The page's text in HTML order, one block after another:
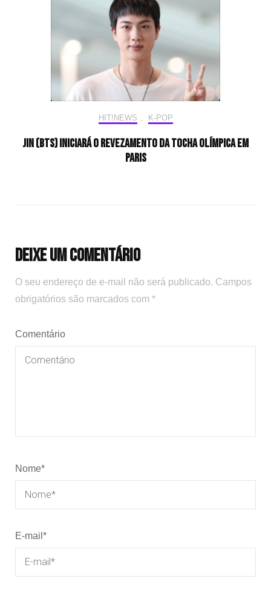
HIT!NEWS , K-POP
Jin (BTS) iniciará o revezamento da tocha olímpica em
Paris
Deixe um comentário
O seu endereço de e-mail não será publicado. Campos
obrigatórios são marcados com *
Comentário
Nome*
E-mail *